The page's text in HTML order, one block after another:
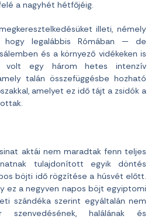
a nagyhét hétfőjéig.
illeti, némely
hogy legalábbis Rómában — de
és a környező vidékeken is
egy három hetes intenzív
talán összefüggésbe hozható
amelyet ez idő tájt a zsidók a
aktái nem maradtak fenn teljes
tulajdonított egyik döntés
böjti idő rögzítése a húsvét előtt.
ez a negyven napos böjt egyiptomi
szándéka szerint egyáltalán nem
halálának és